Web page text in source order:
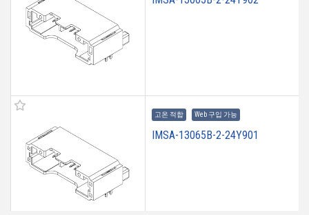
고온 적합 Web 구입 가능
IMSA-13065B-2-24Y901